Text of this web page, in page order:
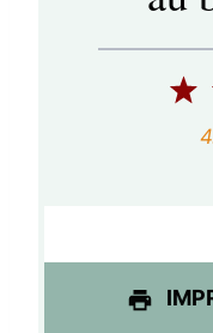
1
é
i